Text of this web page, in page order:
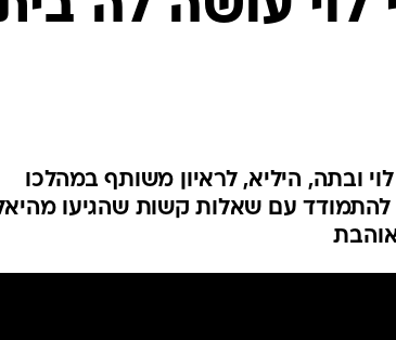
ובתה, היליא, לראיון משותף במהלכו
להתמודד עם שאלות קשות שהגיעו